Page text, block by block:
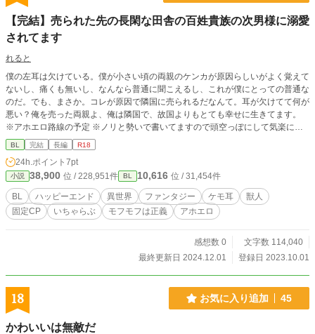
【完結】売られた先の長閑な田舎の百姓貴族の次男様に溺愛
されてます
れると
僕の左耳は欠けている。僕が小さい頃の両親のケンカが原因らしいがよく覚えて
ないし、痛くも無いし、なんなら普通に聞こえるし、これが僕にとっての普通な
のだ。でも、まさか。コレが原因で隣国に売られるだなんて。耳が欠けてて何が
悪い？俺を売った両親よ、俺は隣国で、故国よりもとても幸せに生きてます。
※アホエロ路線の予定 ※ノリと勢いで書いてますので頭空っぽにして気楽にお
読みください ※後半※(18禁えろ)多めの予定
BL 完結 長編 R18
24h.ポイント 7pt
小説 38,900 位 / 228,951件 BL 10,616 位 / 31,454件
BL ハッピーエンド 異世界 ファンタジー ケモ耳
獣人
固定CP
いちゃらぶ モフモフは正義 アホエロ
感想数 0
文字数 114,040
最終更新日 2024.12.01
登録日 2023.10.01
18 お気に入り追加 45
かわいいは無敵だ